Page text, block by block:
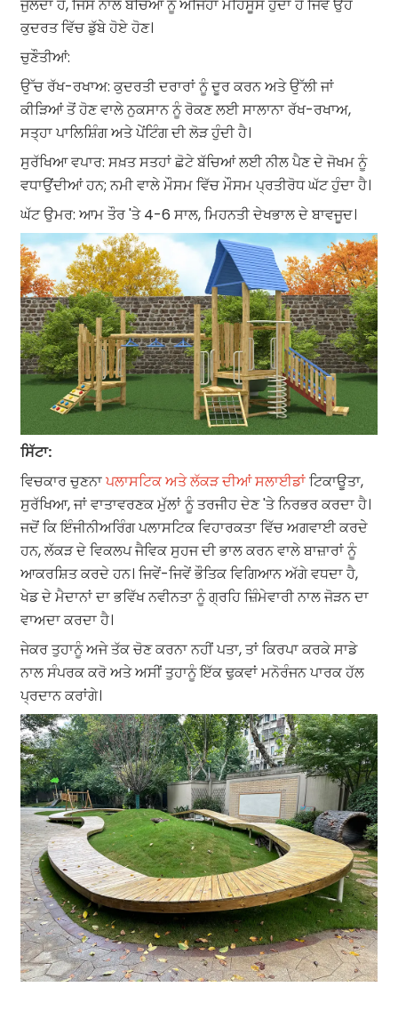
ਜੁਲਦਾ ਹੈ, ਜਿਸ ਨਾਲ ਬੱਚਿਆਂ ਨੂੰ ਅਜਿਹਾ ਮਹਿਸੂਸ ਹੁੰਦਾ ਹੈ ਜਿਵੇਂ ਉਹ
ਕੁਦਰਤ ਵਿੱਚ ਡੁੱਬੇ ਹੋਏ ਹੋਣ।
ਚੁਣੌਤੀਆਂ:
ਉੱਚ ਰੱਖ-ਰਖਾਅ: ਕੁਦਰਤੀ ਦਰਾਰਾਂ ਨੂੰ ਦੂਰ ਕਰਨ ਅਤੇ ਉੱਲੀ ਜਾਂ
ਕੀੜਿਆਂ ਤੋਂ ਹੋਣ ਵਾਲੇ ਨੁਕਸਾਨ ਨੂੰ ਰੋਕਣ ਲਈ ਸਾਲਾਨਾ ਰੱਖ-ਰਖਾਅ,
ਸਤ੍ਹਾ ਪਾਲਿਸ਼ਿੰਗ ਅਤੇ ਪੇਂਟਿੰਗ ਦੀ ਲੋੜ ਹੁੰਦੀ ਹੈ।
ਸੁਰੱਖਿਆ ਵਪਾਰ: ਸਖ਼ਤ ਸਤਹਾਂ ਛੋਟੇ ਬੱਚਿਆਂ ਲਈ ਨੀਲ ਪੈਣ ਦੇ ਜੋਖਮ ਨੂੰ
ਵਧਾਉਂਦੀਆਂ ਹਨ; ਨਮੀ ਵਾਲੇ ਮੌਸਮ ਵਿੱਚ ਮੌਸਮ ਪ੍ਰਤੀਰੋਧ ਘੱਟ ਹੁੰਦਾ ਹੈ।
ਘੱਟ ਉਮਰ: ਆਮ ਤੌਰ 'ਤੇ 4-6 ਸਾਲ, ਮਿਹਨਤੀ ਦੇਖਭਾਲ ਦੇ ਬਾਵਜੂਦ।
ਸਿੱਟਾ:
ਵਿਚਕਾਰ ਚੁਣਨਾਪਲਾਸਟਿਕ ਅਤੇ ਲੱਕੜ ਦੀਆਂ ਸਲਾਈਡਾਂਟਿਕਾਊਤਾ,
ਸੁਰੱਖਿਆ, ਜਾਂ ਵਾਤਾਵਰਣਕ ਮੁੱਲਾਂ ਨੂੰ ਤਰਜੀਹ ਦੇਣ 'ਤੇ ਨਿਰਭਰ ਕਰਦਾ ਹੈ।
ਜਦੋਂ ਕਿ ਇੰਜੀਨੀਅਰਿੰਗ ਪਲਾਸਟਿਕ ਵਿਹਾਰਕਤਾ ਵਿੱਚ ਅਗਵਾਈ ਕਰਦੇ
ਹਨ, ਲੱਕੜ ਦੇ ਵਿਕਲਪ ਜੈਵਿਕ ਸੁਹਜ ਦੀ ਭਾਲ ਕਰਨ ਵਾਲੇ ਬਾਜ਼ਾਰਾਂ ਨੂੰ
ਆਕਰਸ਼ਿਤ ਕਰਦੇ ਹਨ। ਜਿਵੇਂ-ਜਿਵੇਂ ਭੌਤਿਕ ਵਿਗਿਆਨ ਅੱਗੇ ਵਧਦਾ ਹੈ,
ਖੇਡ ਦੇ ਮੈਦਾਨਾਂ ਦਾ ਭਵਿੱਖ ਨਵੀਨਤਾ ਨੂੰ ਗ੍ਰਹਿ ਜ਼ਿੰਮੇਵਾਰੀ ਨਾਲ ਜੋੜਨ ਦਾ
ਵਾਅਦਾ ਕਰਦਾ ਹੈ।
ਜੇਕਰ ਤੁਹਾਨੂੰ ਅਜੇ ਤੱਕ ਚੋਣ ਕਰਨਾ ਨਹੀਂ ਪਤਾ, ਤਾਂ ਕਿਰਪਾ ਕਰਕੇ ਸਾਡੇ
ਨਾਲ ਸੰਪਰਕ ਕਰੋ ਅਤੇ ਅਸੀਂ ਤੁਹਾਨੂੰ ਇੱਕ ਢੁਕਵਾਂ ਮਨੋਰੰਜਨ ਪਾਰਕ ਹੱਲ
ਪ੍ਰਦਾਨ ਕਰਾਂਗੇ।